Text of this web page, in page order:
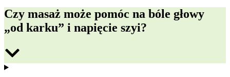
Czy masaż może pomóc na bóle głowy
„od karku” i napięcie szyi?